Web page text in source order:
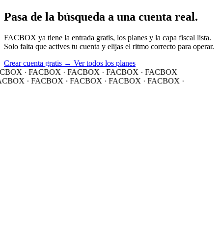
Pasa de la búsqueda a una cuenta real.
FACBOX ya tiene la entrada gratis, los planes y la capa fiscal lista.
Solo falta que actives tu cuenta y elijas el ritmo correcto para operar.
Crear cuenta gratis → Ver todos los planes
· FACBOX · FACBOX · FACBOX · FACBOX
· FACBOX · FACBOX · FACBOX · FACBOX ·